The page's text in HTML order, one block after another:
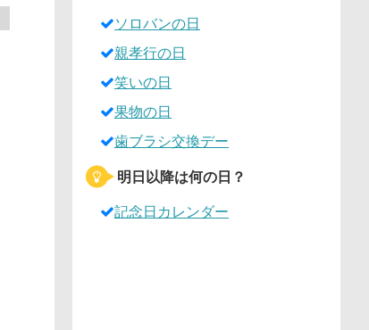
ソロバンの日
親孝行の日
笑いの日
果物の日
歯ブラシ交換デー
明日以降は何の日？
記念日カレンダー